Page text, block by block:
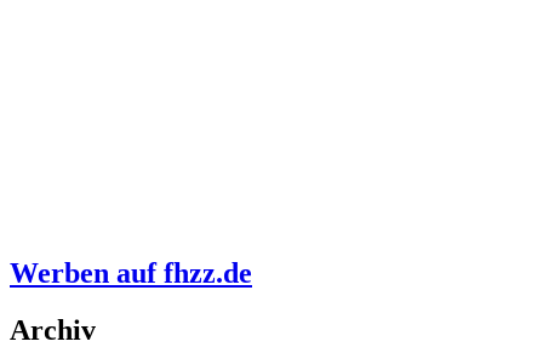
Werben auf fhzz.de
Archiv